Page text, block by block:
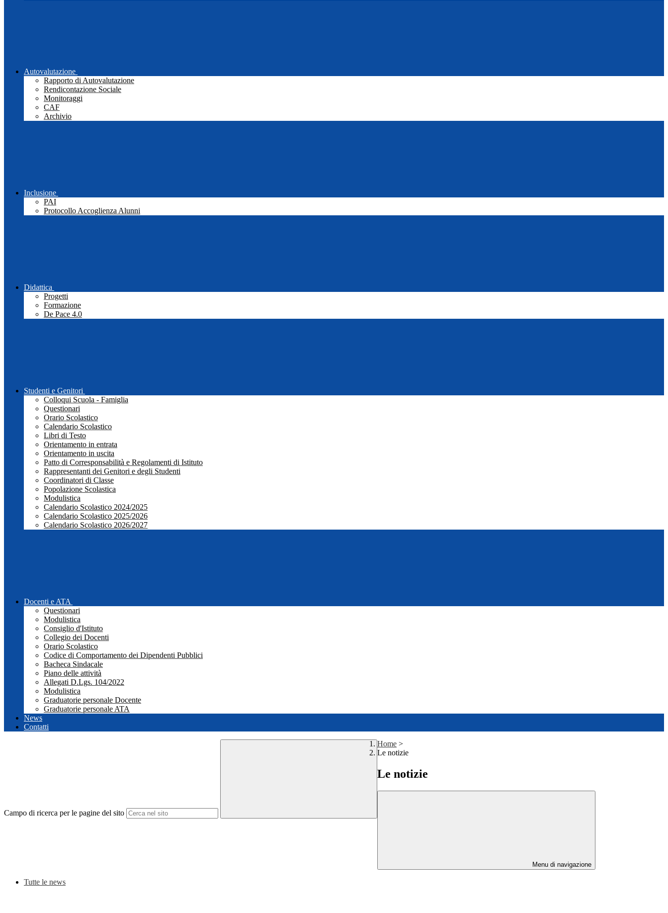
Autovalutazione
Rapporto di Autovalutazione
Rendicontazione Sociale
Monitoraggi
CAF
Archivio
Inclusione
PAI
Protocollo Accoglienza Alunni
Didattica
Progetti
Formazione
De Pace 4.0
Studenti e Genitori
Colloqui Scuola - Famiglia
Questionari
Orario Scolastico
Calendario Scolastico
Libri di Testo
Orientamento in entrata
Orientamento in uscita
Patto di Corresponsabilità e Regolamenti di Istituto
Rappresentanti dei Genitori e degli Studenti
Coordinatori di Classe
Popolazione Scolastica
Modulistica
Calendario Scolastico 2024/2025
Calendario Scolastico 2025/2026
Calendario Scolastico 2026/2027
Docenti e ATA
Questionari
Modulistica
Consiglio d'Istituto
Collegio dei Docenti
Orario Scolastico
Codice di Comportamento dei Dipendenti Pubblici
Bacheca Sindacale
Piano delle attività
Allegati D.Lgs. 104/2022
Modulistica
Graduatorie personale Docente
Graduatorie personale ATA
News
Contatti
Campo di ricerca per le pagine del sito
Home >
Le notizie
Le notizie
Menu di navigazione
Tutte le news